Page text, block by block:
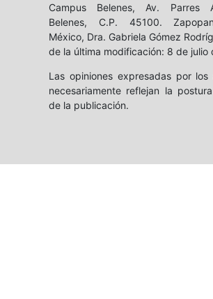
Campus Belenes, Av. Parres
Belenes, C.P. 45100.
México, Dra. Gabriela Gómez
de la última modificación: 8 de julio
Las opiniones expresadas por los
necesariamente reflejan la
de la publicación.